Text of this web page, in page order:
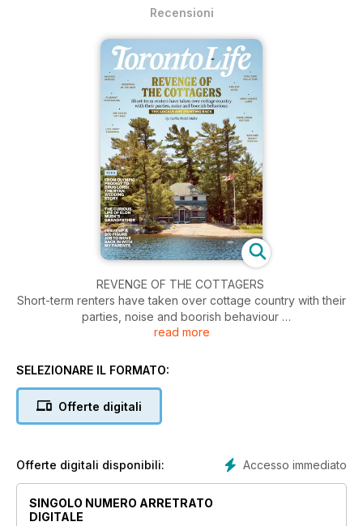
Recensioni
REVENGE OF THE COTTAGERS
Short-term renters have taken over cottage country with their
parties, noise and boorish behaviour
The Locals Are Fighting Back
Story
I Gave up a Six-Figure Job to Move Back in with my Parents
read more
SELEZIONARE IL FORMATO:
Offerte digitali
Accesso immediato
Offerte digitali disponibili:
SINGOLO NUMERO ARRETRATO
DIGITALE